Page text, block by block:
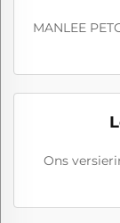
MANLEE
Ons